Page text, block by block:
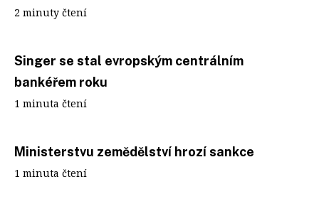
2 minuty čtení
Singer se stal evropským centrálním
bankéřem roku
1 minuta čtení
Ministerstvu zemědělství hrozí sankce
1 minuta čtení